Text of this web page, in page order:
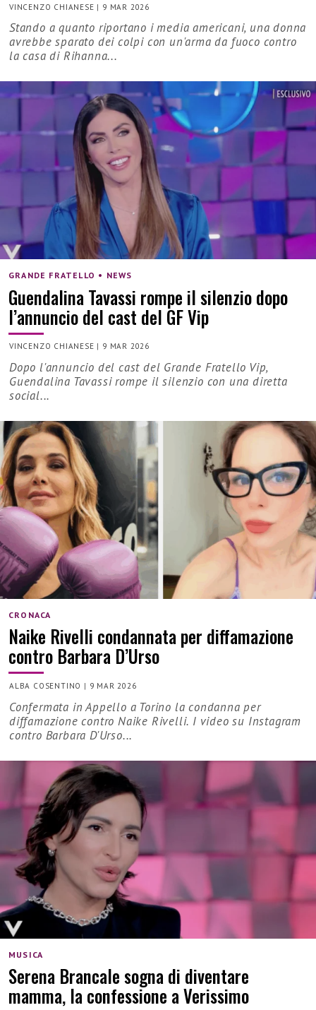
VINCENZO CHIANESE | 9 MAR 2026
Stando a quanto riportano i media americani, una donna
avrebbe sparato dei colpi con un'arma da fuoco contro
la casa di Rihanna...
GRANDE FRATELLO • NEWS
Guendalina Tavassi rompe il silenzio dopo
l’annuncio del cast del GF Vip
VINCENZO CHIANESE | 9 MAR 2026
Dopo l'annuncio del cast del Grande Fratello Vip,
Guendalina Tavassi rompe il silenzio con una diretta
social...
CRONACA
Naike Rivelli condannata per diffamazione
contro Barbara D’Urso
ALBA COSENTINO | 9 MAR 2026
Confermata in Appello a Torino la condanna per
diffamazione contro Naike Rivelli. I video su Instagram
contro Barbara D'Urso...
MUSICA
Serena Brancale sogna di diventare
mamma, la confessione a Verissimo